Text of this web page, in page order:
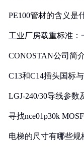
PE100管材的含义是
工业厂房载重标准
CONOSTAN公司简
C13和C14插头国标
LGJ-240/30导线参数
寻找nce01p30k
电梯的尺寸有哪些规